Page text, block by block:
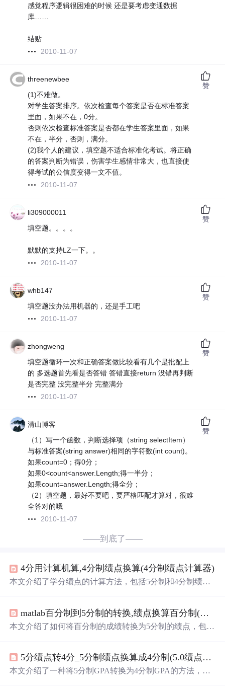
感觉程序逻辑很困难的时候 还是要考虑变通数据
库……
结贴
2010-11-07
threenewbee
(1)不难做。
对学生答案排序。依次检查每个答案是否在标准答案
里面，如果不在，0分。
否则依次检查标准答案是否都在学生答案里面，如果
不在，半分，否则，满分。
(2)我个人的建议，填空题不适合标准化考试。将正确
的答案判断为错误，伤害学生感情非常大，也直接使
得考试的公信度变得一文不值。
2010-11-07
赞
li309000011
填空题。。。。
默默的支持LZ一下。。
2010-11-07
赞
whb147
填空题没办法用机器的，还是手工吧
2010-11-07
赞
zhongweng
填空题循环一次和正确答案做比较看有几个是批配上
的 多选题首先看是否答错 答错直接return 没错再判断
是否完整 没完整半分 完整满分
2010-11-07
赞
清山博客
（1）写一个函数，判断选择项（string selectItem）
与标准答案(string answer)相同的字符数(int count)。
如果count=0；得0分；
如果0<count<answer.Length;得一半分；
如果count=answer.Length;得全分；
（2）填空题，最好不要吧，要严格匹配才算对，很难
全答对的哦
2010-11-07
赞
——到底了——
4分用计算机算,4分制绩点换算(4分制绩点计算器)
本文介绍了学分绩点的计算方法，包括5分制和4分制绩点
matlab百分制到5分制的转换,绩点换算百分制(绩点5分制百分对照表)
本文介绍了如何将百分制的成绩转换为5分制的绩点，包括
以及不同学校可能存在的差异。文章还提及了百分制成绩
与GPA之间的转换，指出80分通常对应3.0的绩点，并讨论
5分绩点转4分_5分制绩点换算成4分制(5.0绩点计算器在线)
本文介绍了一种将5分制GPA转换为4分制GPA的方法，适